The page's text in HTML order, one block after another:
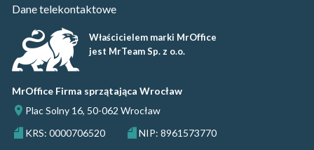
Dane telekontaktowe
Właścicielem marki MrOffice
jest MrTeam Sp. z o.o.
MrOffice Firma sprzątająca Wrocław
Plac Solny 16, 50-062 Wrocław
KRS: 0000706520
NIP: 8961573770